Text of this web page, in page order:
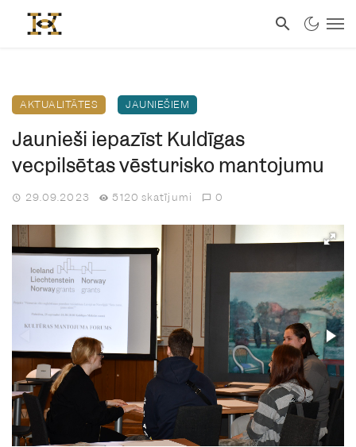
AKTUALITĀTES JAUNIEŠIEM
Jaunieši iepazīst Kuldīgas
vecpilsētas vēsturisko mantojumu
29.09.2023 5120 skatījumi 0